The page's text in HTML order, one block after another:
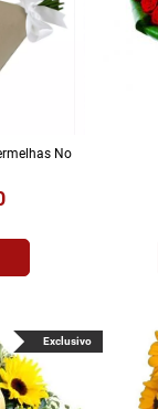
No
Exclusivo